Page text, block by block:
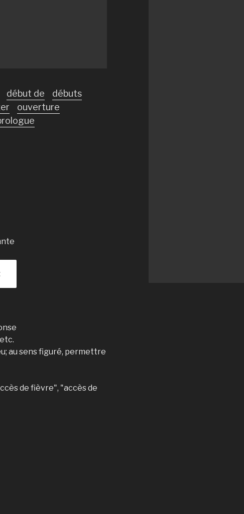
début de
débuts
ouverture
au sens figuré, permettre
de fièvre", "accès de